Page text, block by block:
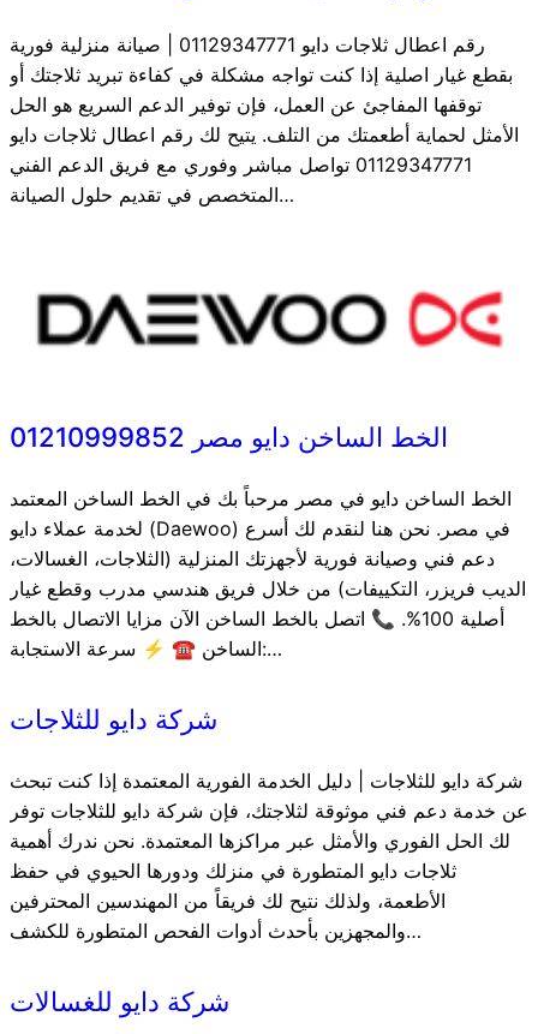
رقم اعطال ثلاجات دايو 01129347771 | صيانة منزلية فورية
بقطع غيار اصلية إذا كنت تواجه مشكلة في كفاءة تبريد ثلاجتك أو
توقفها المفاجئ عن العمل، فإن توفير الدعم السريع هو الحل
الأمثل لحماية أطعمتك من التلف. يتيح لك رقم اعطال ثلاجات دايو
01129347771 تواصل مباشر وفوري مع فريق الدعم الفني
المتخصص في تقديم حلول الصيانة…
الخط الساخن دايو مصر 01210999852
الخط الساخن دايو في مصر مرحباً بك في الخط الساخن المعتمد
لخدمة عملاء دايو (Daewoo) في مصر. نحن هنا لنقدم لك أسرع
دعم فني وصيانة فورية لأجهزتك المنزلية (الثلاجات، الغسالات،
الديب فريزر، التكييفات) من خلال فريق هندسي مدرب وقطع غيار
أصلية 100%. 📞 اتصل بالخط الساخن الآن مزايا الاتصال بالخط
الساخن ☎️ ⚡ سرعة الاستجابة:…
شركة دايو للثلاجات
شركة دايو للثلاجات | دليل الخدمة الفورية المعتمدة إذا كنت تبحث
عن خدمة دعم فني موثوقة لثلاجتك، فإن شركة دايو للثلاجات توفر
لك الحل الفوري والأمثل عبر مراكزها المعتمدة. نحن ندرك أهمية
ثلاجات دايو المتطورة في منزلك ودورها الحيوي في حفظ
الأطعمة، ولذلك نتيح لك فريقاً من المهندسين المحترفين
والمجهزين بأحدث أدوات الفحص المتطورة للكشف…
شركة دايو للغسالات